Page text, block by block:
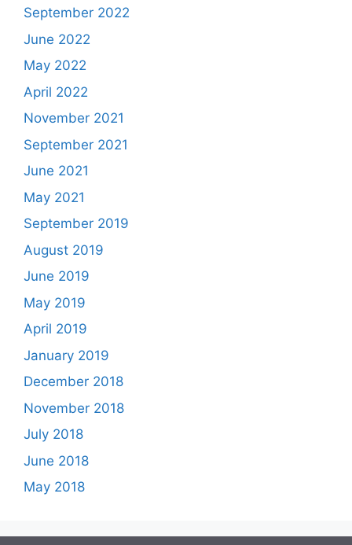
September 2022
June 2022
May 2022
April 2022
November 2021
September 2021
June 2021
May 2021
September 2019
August 2019
June 2019
May 2019
April 2019
January 2019
December 2018
November 2018
July 2018
June 2018
May 2018